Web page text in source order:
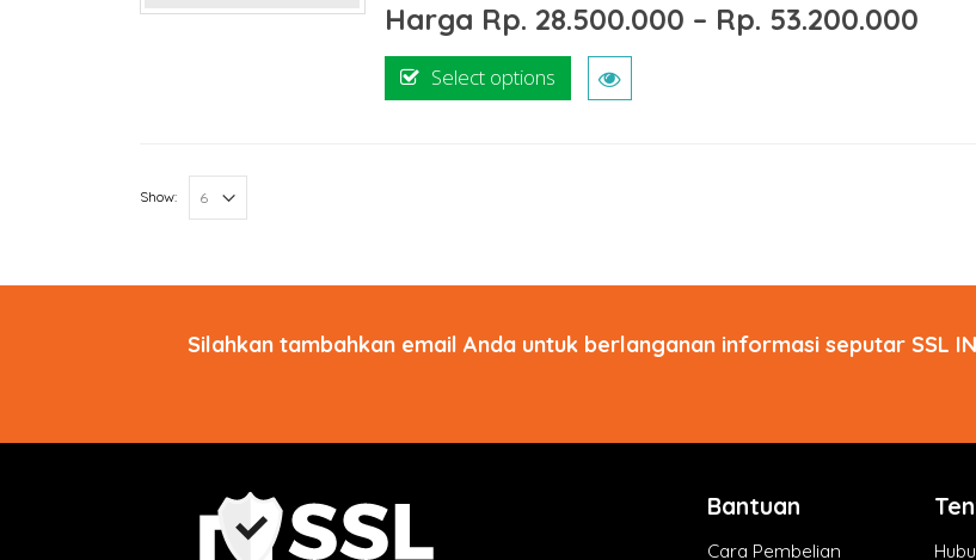
Harga Rp. 28.500.000 – Rp. 53.200.000
Select options
Show:
Silahkan tambahkan email Anda untuk berlanganan informasi seputar SSL
Bantuan
Cara Pembelian